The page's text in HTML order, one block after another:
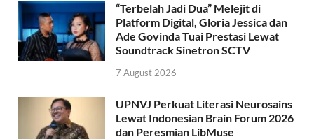
“Terbelah Jadi Dua” Melejit di
Platform Digital, Gloria Jessica dan
Ade Govinda Tuai Prestasi Lewat
Soundtrack Sinetron SCTV
7 August 2026
UPNVJ Perkuat Literasi Neurosains
Lewat Indonesian Brain Forum 2026
dan Peresmian LibMuse